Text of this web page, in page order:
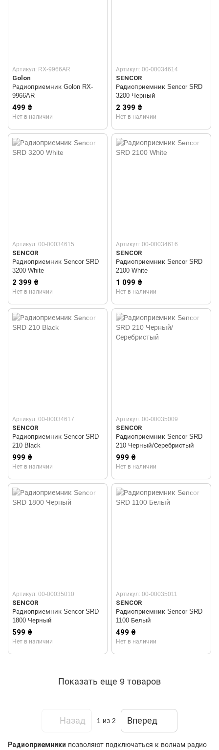
Артикул: RX-9966AR
Golon
Радиоприемник Golon RX-
9966AR
499 ₴
Нет в наличии
Артикул: 00-00034614
SENCOR
Радиоприемник Sencor SRD
3200 Черный
2 399 ₴
Нет в наличии
Артикул: 00-00034615
SENCOR
Радиоприемник Sencor SRD
3200 White
2 399 ₴
Нет в наличии
Артикул: 00-00034616
SENCOR
Радиоприемник Sencor SRD
2100 White
1 099 ₴
Нет в наличии
Артикул: 00-00034617
SENCOR
Радиоприемник Sencor SRD
210 Black
999 ₴
Нет в наличии
Артикул: 00-00035009
SENCOR
Радиоприемник Sencor SRD
210 Черный/Серебристый
999 ₴
Нет в наличии
Артикул: 00-00035010
SENCOR
Радиоприемник Sencor SRD
1800 Черный
599 ₴
Нет в наличии
Артикул: 00-00035011
SENCOR
Радиоприемник Sencor SRD
1100 Белый
499 ₴
Нет в наличии
Показать еще 9 товаров
Назад 1 из 2 Вперед
Радиоприемники позволяют подключаться к волнам радио